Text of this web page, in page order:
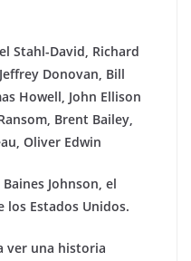
Stahl-David, Richard
Donovan, Bill
Howell, John Ellison
Brent Bailey,
Oliver Edwin
Johnson, el
Estados Unidos.
ver una historia